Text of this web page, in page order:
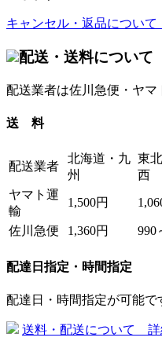
キャンセル・返品につい
配送・送料について
配送業者は佐川急便・ヤマ
送 料
配送業者
北海道・九
州
東
西
ヤマト運
輸
1,500円
佐川急便
1,360円 990
配達日指定・時間指定
配達日・時間指定が可能で
送料・配送について 詳